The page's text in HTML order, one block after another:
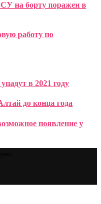
на борту поражен в
работу по
в 2021 году
до конца года
появление у